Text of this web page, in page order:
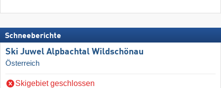
Schneeberichte
Ski Juwel Alpbachtal Wildschönau
Österreich
Skigebiet geschlossen